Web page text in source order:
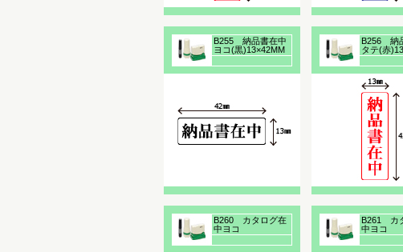
B255 納品書在中
ヨコ(黒)13×42MM
浸透印
B256 納
タテ(赤
浸透印
B260 カタログ在
中ヨコ
(青)13×42MM浸透
印
B261 カ
中ヨコ
(黒
印